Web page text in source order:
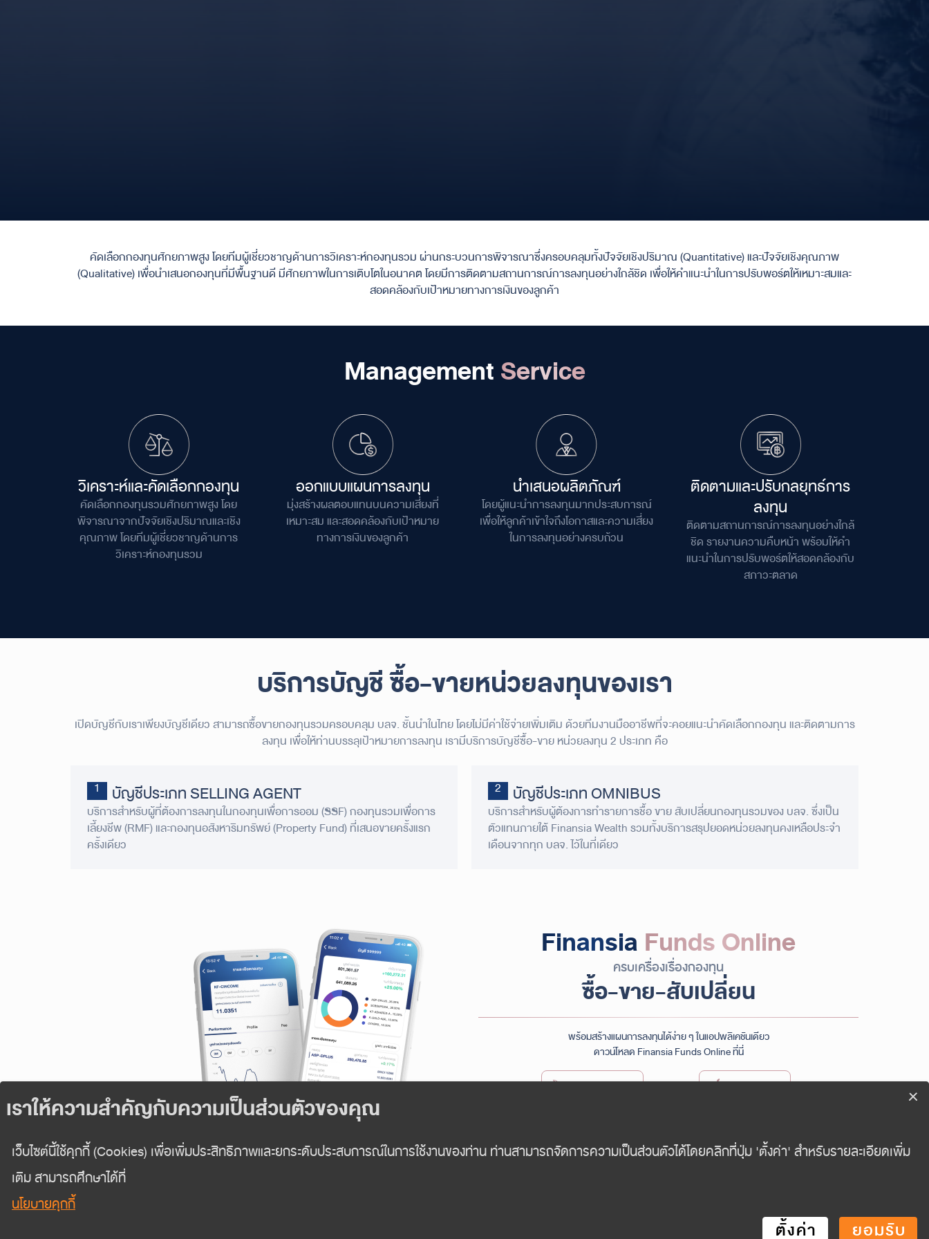
คัดเลือกกองทุนศักยภาพสูง โดยทีมผู้เชี่ยวชาญด้านการวิเคราะห์กองทุนรวม ผ่านกระบวนการพิจารณาซึ่งครอบคลุมทั้งปัจจัยเชิงปริมาณ (Quantitative) และปัจจัยเชิงคุณภาพ
(Qualitative) เพื่อนำเสนอกองทุนที่มีพื้นฐานดี มีศักยภาพในการเติบโตในอนาคต โดยมีการติดตามสถานการณ์การลงทุนอย่างใกล้ชิด เพื่อให้คำแนะนำในการปรับพอร์ตให้เหมาะสมและ
สอดคล้องกับเป้าหมายทางการเงินของลูกค้า
Management Service
วิเคราะห์และคัดเลือกกองทุน
คัดเลือกกองทุนรวมศักยภาพสูงโดย
พิจารณาจากปัจจัยเชิงปริมาณและเชิง
คุณภาพ โดยทีมผู้เชี่ยวชาญด้านการ
วิเคราะห์กองทุนรวม
ออกแบบแผนการลงทุน
มุ่งสร้างผลตอบแทนบนความเสี่ยงที่
เหมาะสม และสอดคล้องกับเป้าหมาย
ทางการเงินของลูกค้า
นำเสนอผลิตภัณฑ์
โดยผู้แนะนำการลงทุนมากประสบการณ์
เพื่อให้ลูกค้าเข้าใจถึงโอกาสและความเสี่ยง
ในการลงทุนอย่างครบถ้วน
ติดตามและปรับกลยุทธ์การ
ลงทุน
ติดตามสถานการณ์การลงทุนอย่างใกล้
ชิด รายงานความคืบหน้า พร้อมให้คำ
แนะนำในการปรับพอร์ตให้สอดคล้องกับ
สภาวะตลาด
บริการบัญชี ซื้อ-ขายหน่วยลงทุนของเรา
เปิดบัญชีกับเราเพียงบัญชีเดียว สามารถซื้อขายกองทุนรวมครอบคลุม บลจ. ชั้นนำในไทย โดยไม่มีค่าใช้จ่ายเพิ่มเติม ด้วยทีมงานมืออาชีพที่จะคอยแนะนำคัดเลือกกองทุน และติดตามการ
ลงทุน เพื่อให้ท่านบรรลุเป้าหมายการลงทุน เรามีบริการบัญชีซื้อ-ขาย หน่วยลงทุน 2 ประเภท คือ
บัญชีประเภท SELLING AGENT
บริการสำหรับผู้ที่ต้องการลงทุนในกองทุนเพื่อการออม (SSF)กองทุนรวมเพื่อการ
เลี้ยงชีพ (RMF) และกองทุนอสังหาริมทรัพย์(Property Fund) ที่เสนอขายครั้งแรก
ครั้งเดียว
บัญชีประเภท OMNIBUS
บริการสำหรับผู้ต้องการทำรายการชื้อ ขาย สับเปลี่ยนกองทุนรวมของ บลจ. ซึ่งเป็น
ตัวแทนภายใต้ Finansia Wealth รวมทั้งบริการสรุปยอดหน่วยลงทุนคงเหลือประจำ
เดือนจากทุก บลจ. ไว้ในที่เดียว
Finansia Funds Online
ครบเครื่องเรื่องกองทุน
ซื้อ-ขาย-สับเปลี่ยน
พร้อมสร้างแผนการลงทุนได้ง่าย ๆ ในแอปพลิเคชันเดียว
ดาวน์โหลด Finansia Funds Online ที่นี่
Google Play App Store